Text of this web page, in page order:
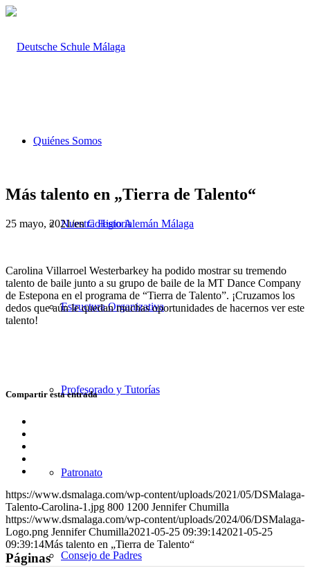
Quiénes Somos
Nuestra Historia
Estructura Organizativa
Profesorado y Tutorías
Patronato
Consejo de Padres
Más talento en „Tierra de Talento“
25 mayo, 2021/enColegio Alemán Málaga
Carolina Villarroel Westerbarkey ha podido mostrar su tremendo
talento de baile junto a su grupo de baile de la MT Dance Company
de Estepona en el programa de “Tierra de Talento”. ¡Cruzamos los
dedos que aún le quedan muchas oportunidades de hacernos ver este
talento!
Compartir esta entrada
WhatsApp
Compartir
correo
https://www.dsmalaga.com/wp-content/uploads/2021/05/DSMalaga-
Talento-Carolina-1.jpg 800 1200 Jennifer Chumilla
https://www.dsmalaga.com/wp-content/uploads/2024/06/DSMalaga-
Logo.png Jennifer Chumilla2021-05-25 09:39:142021-05-25
09:39:14Más talento en „Tierra de Talento“
Páginas